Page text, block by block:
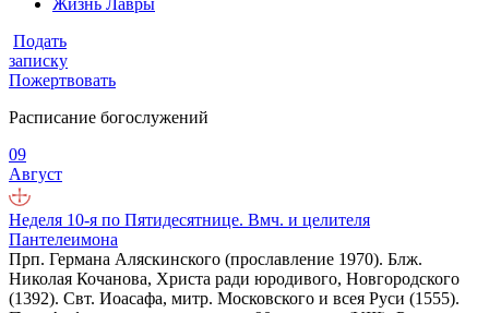
Подать
записку
Пожертвовать
Расписание богослужений
09
Август
Неделя 10-я по Пятидесятнице. Вмч. и целителя
Пантелеимона
Прп. Германа Аляскинского (прославление 1970). Блж.
Николая Кочанова, Христа ради юродивого, Новгородского
(1392). Свт. Иоасафа, митр. Московского и всея Руси (1555).